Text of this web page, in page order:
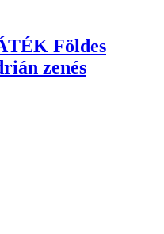
Földes
zenés